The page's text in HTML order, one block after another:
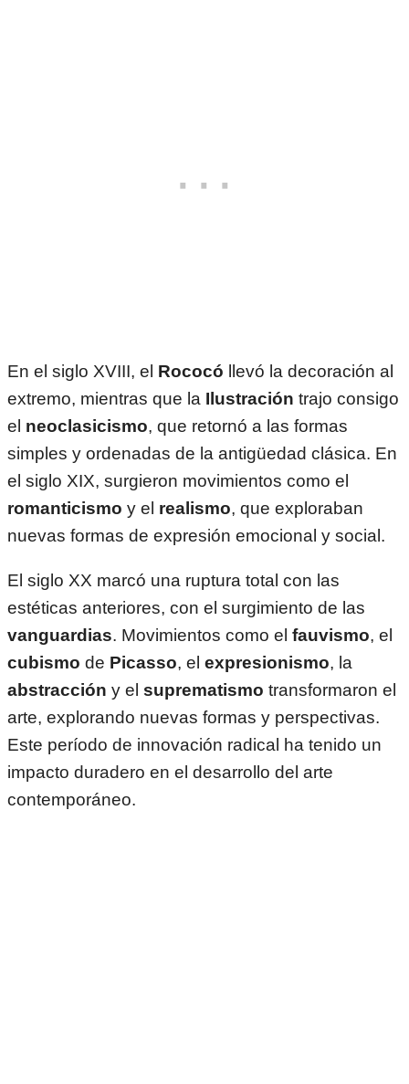
En el siglo XVIII, el Rococó llevó la decoración al
extremo, mientras que la Ilustración trajo consigo
el neoclasicismo, que retornó a las formas
simples y ordenadas de la antigüedad clásica. En
el siglo XIX, surgieron movimientos como el
romanticismo y el realismo, que exploraban
nuevas formas de expresión emocional y social.
El siglo XX marcó una ruptura total con las
estéticas anteriores, con el surgimiento de las
vanguardias. Movimientos como el fauvismo, el
cubismo de Picasso, el expresionismo, la
abstracción y el suprematismo transformaron el
arte, explorando nuevas formas y perspectivas.
Este período de innovación radical ha tenido un
impacto duradero en el desarrollo del arte
contemporáneo.